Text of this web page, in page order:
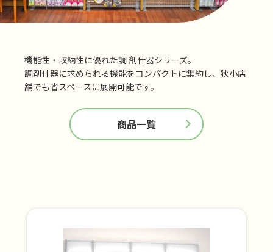
機能性・収納性に優れた調 剤什器シリーズ。
調剤什器に求められる機能をコンパクトに集約し、狭小店
舗でも省スペースに展開可能です。
商品一覧